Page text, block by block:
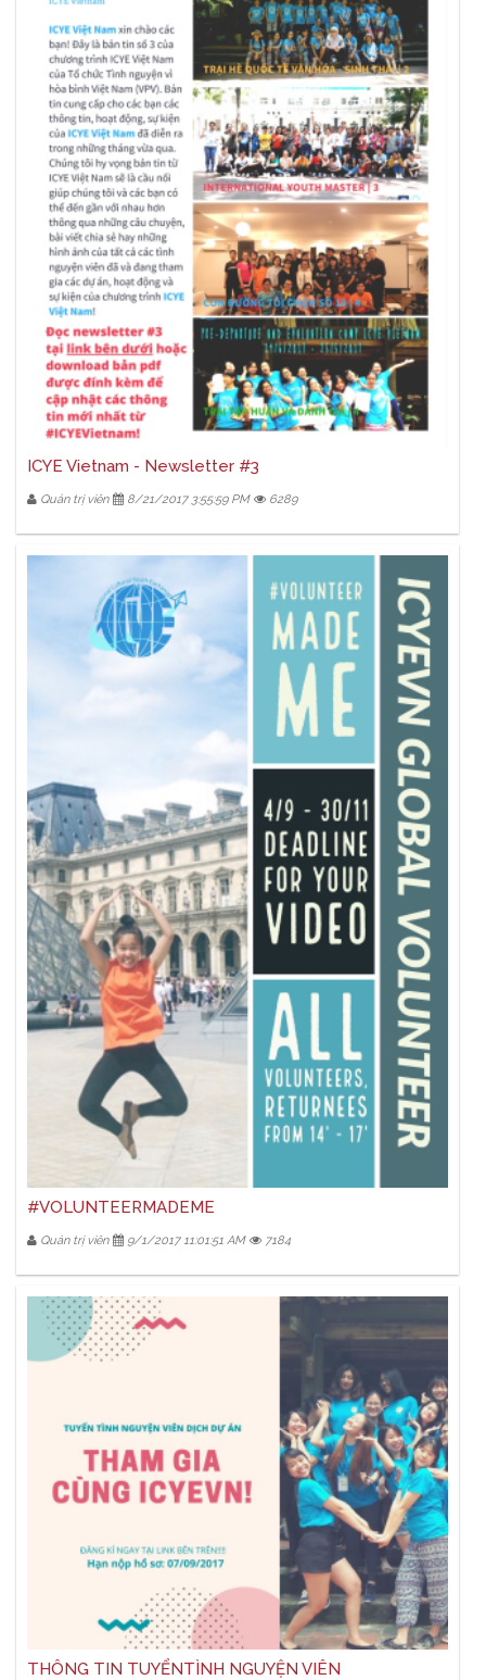
ICYE Vietnam - Newsletter #3
Quản trị viên 8/21/2017 3:55:59 PM 6289
#VOLUNTEERMADEME
Quản trị viên 9/1/2017 11:01:51 AM 7184
THÔNG TIN TUYỂNTÌNH NGUYỆN VIÊN